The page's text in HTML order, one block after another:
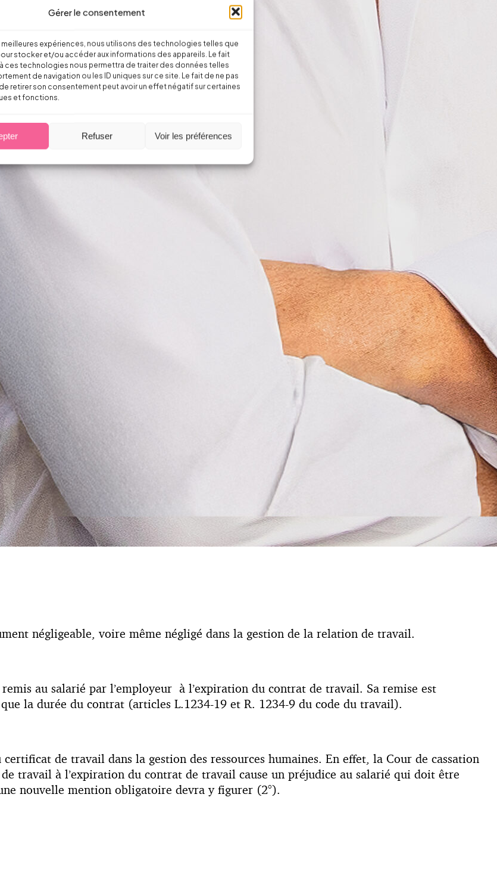
Gérer le consentement
meilleures expériences, nous utilisons des technologies telles que
stocker et/ou accéder aux informations des appareils. Le fait
ces technologies nous permettra de traiter des données telles
de navigation ou les ID uniques sur ce site. Le fait de ne pas
retirer son consentement peut avoir un effet négatif sur certaines
et fonctions.
Refuser Voir les préférences
négligeable, voire même négligé dans la gestion de la relation de travail.
au salarié par l’employeur à l’expiration du contrat de travail. Sa remise est
la durée du contrat (articles L.1234-19 et R. 1234-9 du code du travail).
de travail dans la gestion des ressources humaines. En effet, la Cour de cassation
travail à l’expiration du contrat de travail cause un préjudice au salarié qui doit être
nouvelle mention obligatoire devra y figurer (2°).